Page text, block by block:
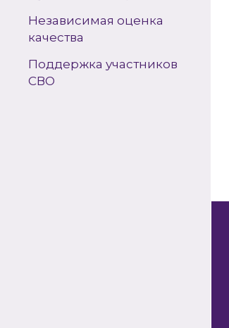
Независимая оценка
качества
Поддержка участников
СВО